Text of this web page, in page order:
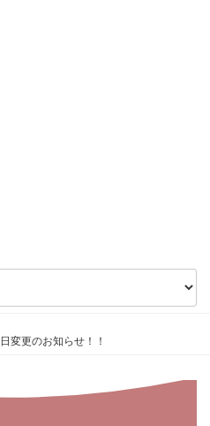
変更のお知らせ！！